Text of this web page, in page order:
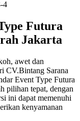
Futura
Jakarta
awet dan
CV.Bintang Sarana
Event Type Futura
pilihan tepat, dengan
ini dapat memenuhi
kenyamanan